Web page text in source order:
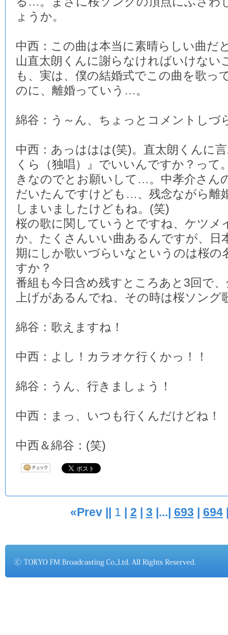
ょうか。
中西：この曲は本当に素晴らしい曲だ
山直太朗くんに謝らなければいけない
も、実は、僕の結婚式でこの曲を歌っ
のに、離婚っていう…。
綿谷：う～ん、ちょっとコメントしづ
中西：あっははは(笑)。直太朗くんに
くら（独唱）』でいいんですか？って
きなのでとお願いして…。中孝介さん
だいたんですけども…、残念ながら離
しまいましたけどもね。(笑)
桜の歌に関していうとですね、ケツメ
か、たくさんいい曲あるんですが、日
期にしか歌いづらいなというのは桜の
すか？
番組も今日含め残すところあと3回で
上げがあるんでね、その時は桜ソング
綿谷：歌えますね！
中西：よし！カラオケ行くかっ！！
綿谷：うん、行きましょう！
中西：まっ、いつも行くんだけどね！
中西＆綿谷：(笑)
«Prev || 1 | 2 | 3 |...| 693 | 694